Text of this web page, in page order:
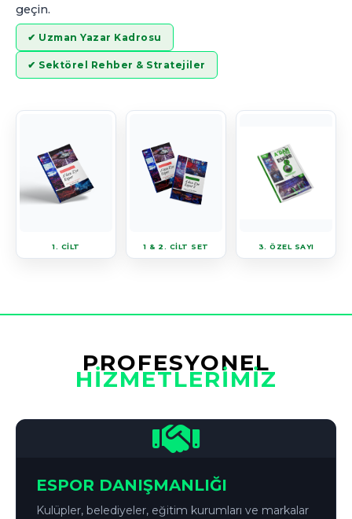
geçin.
✔ Uzman Yazar Kadrosu
✔ Sektörel Rehber & Stratejiler
1. CİLT 1 & 2. CİLT SET 3. ÖZEL SAYI
PROFESYONEL
HİZMETLERİMİZ
ESPOR DANIŞMANLIĞI
Kulüpler, belediyeler, eğitim kurumları ve markalar